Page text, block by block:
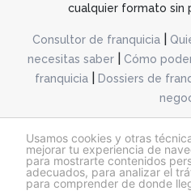
Usamos cookies y otras
mejorar tu experiencia de
para mostrarte contenidos
adecuados, para analizar el
para comprender de donde
cualquier formato sin
Consultor de franquicia
necesitas saber
Cómo
franquicia| Dossiers de
@franquiciashoy.es |Aviso legal|